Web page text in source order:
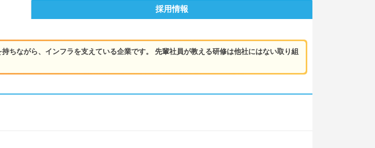
採用情報
ちながら、インフラを支えている企業です。 先輩社員が教える研修は他社にはない取り組